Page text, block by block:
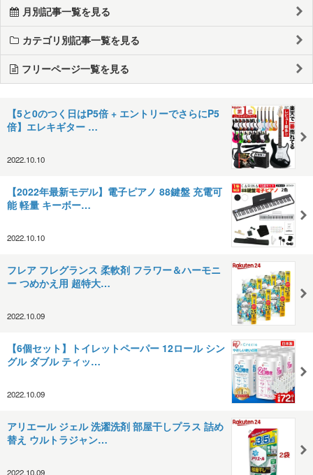
月別記事一覧を見る
カテゴリ別記事一覧を見る
フリーページ一覧を見る
【5と0のつく日はP5倍 + エントリーでさらにP5
倍】エレキギター …
2022.10.10
【2022年最新モデル】電子ピアノ 88鍵盤 充電可
能 軽量 キーボー…
2022.10.10
フレア フレグランス 柔軟剤 フラワー＆ハーモニ
ー つめかえ用 超特大…
2022.10.09
【6個セット】トイレットペーパー 12ロール シン
グル ダブル ティッ…
2022.10.09
アリエール ジェル 洗濯洗剤 部屋干しプラス 詰め
替え ウルトラジャン…
2022.10.09